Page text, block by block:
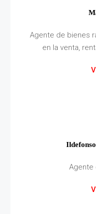
Agente de bienes
en la venta,
Agente